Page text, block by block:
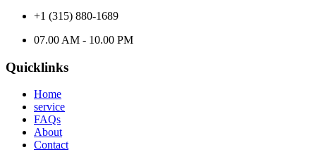
+1 (315) 880-1689
07.00 AM - 10.00 PM
Quicklinks
Home
service
FAQs
About
Contact